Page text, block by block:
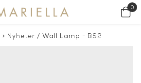
0
> Nyheter/ Wall Lamp - BS2